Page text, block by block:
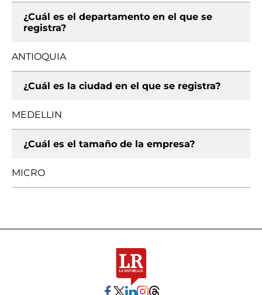
¿Cuál es el departamento en el que se
registra?
ANTIOQUIA
¿Cuál es la ciudad en el que se registra?
MEDELLIN
¿Cuál es el tamaño de la empresa?
MICRO